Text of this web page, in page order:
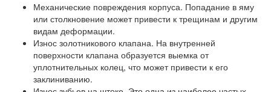
Механические повреждения корпуса. Попадание в яму
или столкновение может привести к трещинам и другим
видам деформации.
Износ золотникового клапана. На внутренней
поверхности клапана образуется выемка от
уплотнительных колец, что может привести к его
заклиниванию.